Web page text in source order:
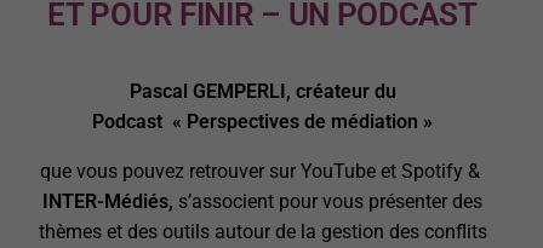
ET POUR FINIR – UN PODCAST
Pascal GEMPERLI, créateur du
Podcast « Perspectives de médiation »
que vous pouvez retrouver sur YouTube et Spotify &
INTER-Médiés, s’associent pour vous présenter des
thèmes et des outils autour de la gestion des conflits